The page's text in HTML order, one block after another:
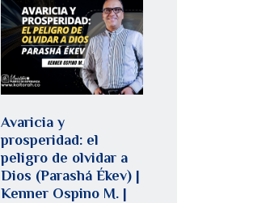
Avaricia y
prosperidad: el
peligro de olvidar a
Dios (Parashá Ékev) |
Kenner Ospino M. |